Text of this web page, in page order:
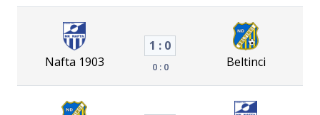
Nafta 1903
1 : 0
0 : 0 Beltinci